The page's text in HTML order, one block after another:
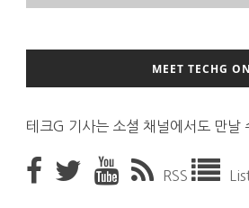
MEET TECHG ON
테크G 기사는 소셜 채널에서도 만날
RSS